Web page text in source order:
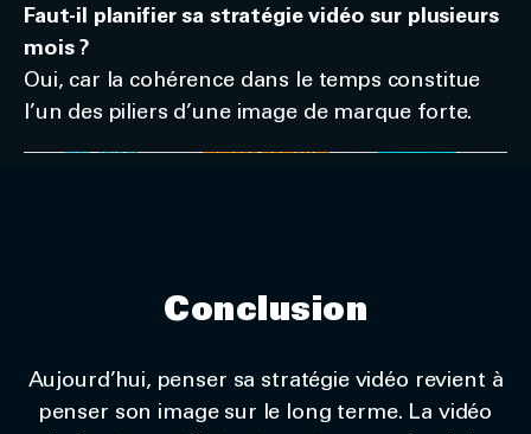
Faut-il planifier sa stratégie vidéo sur plusieurs
mois ?
Oui, car la cohérence dans le temps constitue
l’un des piliers d’une image de marque forte.
Conclusion
Aujourd’hui, penser sa stratégie vidéo revient à
penser son image sur le long terme. La vidéo